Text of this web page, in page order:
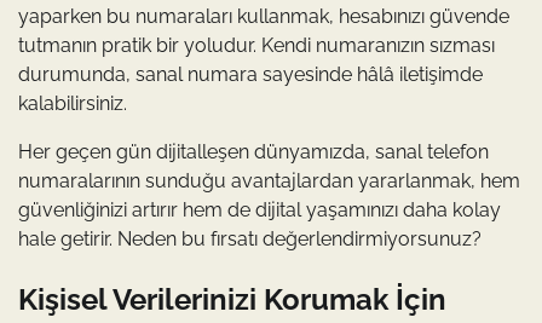
yaparken bu numaraları kullanmak, hesabınızı güvende
tutmanın pratik bir yoludur. Kendi numaranızın sızması
durumunda, sanal numara sayesinde hâlâ iletişimde
kalabilirsiniz.
Her geçen gün dijitalleşen dünyamızda, sanal telefon
numaralarının sunduğu avantajlardan yararlanmak, hem
güvenliğinizi artırır hem de dijital yaşamınızı daha kolay
hale getirir. Neden bu fırsatı değerlendirmiyorsunuz?
Kişisel Verilerinizi Korumak İçin